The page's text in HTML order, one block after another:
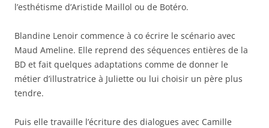
l’esthétisme d’Aristide Maillol ou de Botéro.
Blandine Lenoir commence à co écrire le scénario avec
Maud Ameline. Elle reprend des séquences entières de la
BD et fait quelques adaptations comme de donner le
métier d’illustratrice à Juliette ou lui choisir un père plus
tendre.
Puis elle travaille l’écriture des dialogues avec Camille